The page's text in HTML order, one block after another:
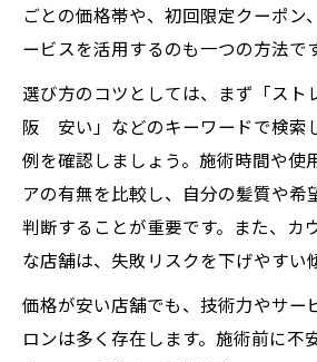
ごとの価格帯や、初回限定クーポン
ービスを活用するのも一つの方法です
選び方のコツとしては、まず「ス
阪 安い」などのキーワードで検索
例を確認しましょう。施術時間や使
アの有無を比較し、自分の髪質や希
判断することが重要です。また、カ
な店舗は、失敗リスクを下げやすい
価格が安い店舗でも、技術力やサー
ロンは多く存在します。施術前に不